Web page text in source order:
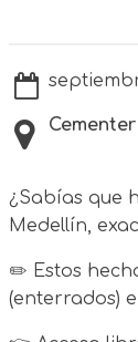
¿Sabías que
Medellín,
✏️ Estos
(enterrados)